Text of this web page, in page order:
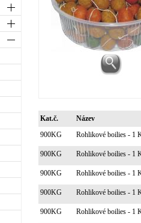
Kat.č. Název
900KG
Rohlikové boilies - 1
900KG Rohlikové boilies - 1
900KG Rohlikové boilies - 1
900KG Rohlikové boilies - 1
900KG Rohlikové boilies - 1